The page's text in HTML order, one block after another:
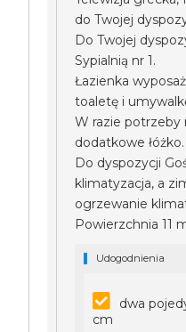
do Twojej
Do Twojej
Sypialnią nr 1.
Łazienka
toaletę i
W razie potrzeby
dodatkowe łóżko.
Do dyspozycji
klimatyzacja, a
ogrzewanie
Powierzchnia 11
Udogodnienia
dwa
cm